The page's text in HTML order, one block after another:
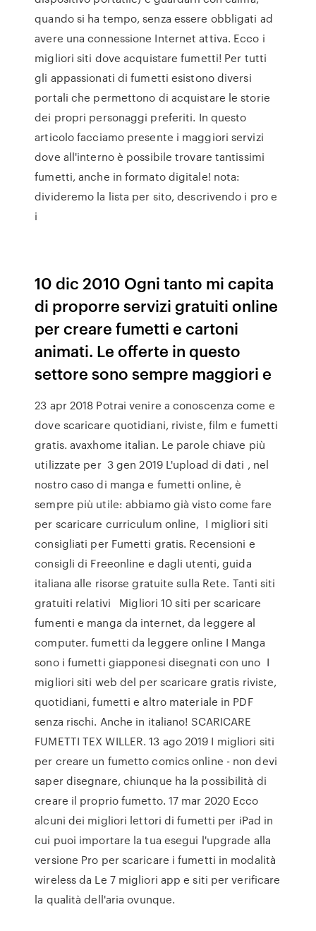
quando si ha tempo, senza essere obbligati ad
avere una connessione Internet attiva. Ecco i
migliori siti dove acquistare fumetti! Per tutti
gli appassionati di fumetti esistono diversi
portali che permettono di acquistare le storie
dei propri personaggi preferiti. In questo
articolo facciamo presente i maggiori servizi
dove all'interno è possibile trovare tantissimi
fumetti, anche in formato digitale! nota:
divideremo la lista per sito, descrivendo i pro e
i
10 dic 2010 Ogni tanto mi capita
di proporre servizi gratuiti online
per creare fumetti e cartoni
animati. Le offerte in questo
settore sono sempre maggiori e
23 apr 2018 Potrai venire a conoscenza come e
dove scaricare quotidiani, riviste, film e fumetti
gratis. avaxhome italian. Le parole chiave più
utilizzate per 3 gen 2019 L'upload di dati , nel
nostro caso di manga e fumetti online, è
sempre più utile: abbiamo già visto come fare
per scaricare curriculum online, I migliori siti
consigliati per Fumetti gratis. Recensioni e
consigli di Freeonline e dagli utenti, guida
italiana alle risorse gratuite sulla Rete. Tanti siti
gratuiti relativi Migliori 10 siti per scaricare
fumenti e manga da internet, da leggere al
computer. fumetti da leggere online I Manga
sono i fumetti giapponesi disegnati con uno I
migliori siti web del per scaricare gratis riviste,
quotidiani, fumetti e altro materiale in PDF
senza rischi. Anche in italiano! SCARICARE
FUMETTI TEX WILLER. 13 ago 2019 I migliori siti
per creare un fumetto comics online - non devi
saper disegnare, chiunque ha la possibilità di
creare il proprio fumetto. 17 mar 2020 Ecco
alcuni dei migliori lettori di fumetti per iPad in
cui puoi importare la tua esegui l'upgrade alla
versione Pro per scaricare i fumetti in modalità
wireless da Le 7 migliori app e siti per verificare
la qualità dell'aria ovunque.